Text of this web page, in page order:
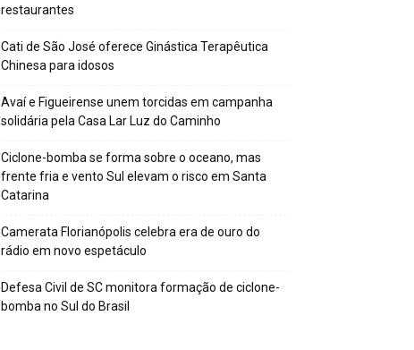
restaurantes
Cati de São José oferece Ginástica Terapêutica
Chinesa para idosos
Avaí e Figueirense unem torcidas em campanha
solidária pela Casa Lar Luz do Caminho
Ciclone-bomba se forma sobre o oceano, mas
frente fria e vento Sul elevam o risco em Santa
Catarina
Camerata Florianópolis celebra era de ouro do
rádio em novo espetáculo
Defesa Civil de SC monitora formação de ciclone-
bomba no Sul do Brasil